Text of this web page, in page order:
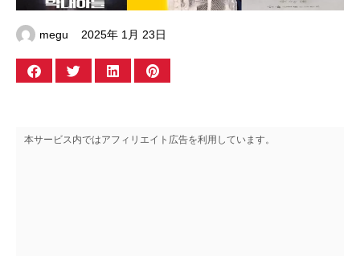
megu 2025年 1月 23日
本サービス内ではアフィリエイト広告を利用しています。